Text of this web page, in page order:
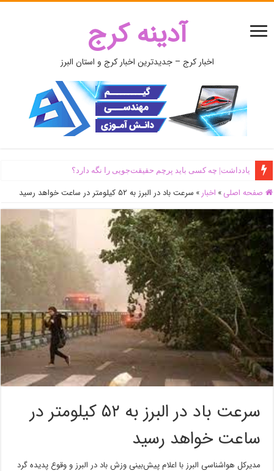
آدینه کرج
اخبار کرج – جدیدترین اخبار کرج و استان البرز
یادداشت| ‌چه کسی باید پرچم حقیقت‌جویی را نگه دارد؟
صفحه اصلی » اخبار » سرعت باد در البرز به ۵۲ کیلومتر در ساعت خواهد رسید
سرعت باد در البرز به ۵۲ کیلومتر در
ساعت خواهد رسید
مدیرکل هواشناسی البرز با اعلام پیش‌بینی وزش باد در البرز و وقوع پدیده گرد